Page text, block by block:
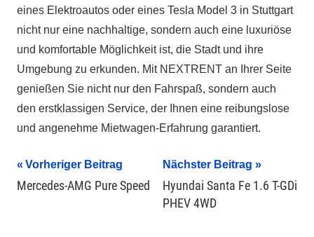
eines Elektroautos oder eines Tesla Model 3 in Stuttgart
nicht nur eine nachhaltige, sondern auch eine luxuriöse
und komfortable Möglichkeit ist, die Stadt und ihre
Umgebung zu erkunden. Mit NEXTRENT an Ihrer Seite
genießen Sie nicht nur den Fahrspaß, sondern auch
den erstklassigen Service, der Ihnen eine reibungslose
und angenehme Mietwagen-Erfahrung garantiert.
Beitragsnavigation
Vorheriger Beitrag
Mercedes-AMG Pure Speed
Nächster Beitrag
Hyundai Santa Fe 1.6 T-GDi
PHEV 4WD